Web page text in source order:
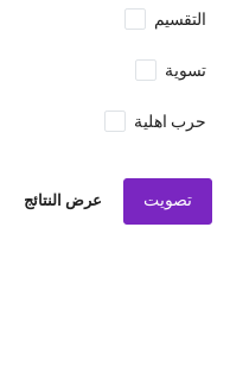
التقسيم
تسوية
حرب اهلية
تصويت عرض النتائج